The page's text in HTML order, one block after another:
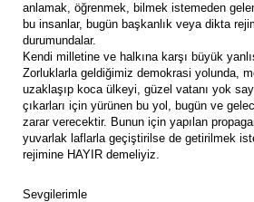
anlamak, öğrenmek, bilmek istemeden
bu insanlar, bugün başkanlık veya dikta
durumundalar.
Kendi milletine ve halkına karşı büyük
Zorluklarla geldiğimiz demokrasi yolunda,
uzaklaşıp koca ülkeyi, güzel vatanı yok
çıkarları için yürünen bu yol, bugün ve
zarar verecektir. Bunun için yapılan
yuvarlak laflarla geçiştirilse de getirilmek
rejimine HAYIR demeliyiz.
Sevgilerimle